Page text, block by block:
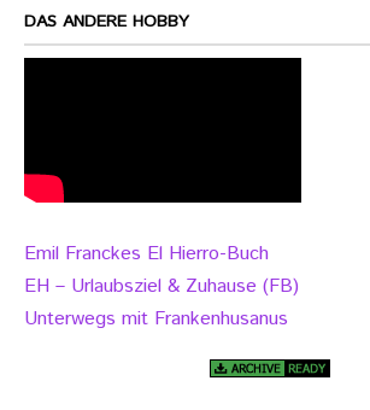
DAS ANDERE HOBBY
Emil Franckes El Hierro-Buch
EH – Urlaubsziel & Zuhause (FB)
Unterwegs mit Frankenhusanus